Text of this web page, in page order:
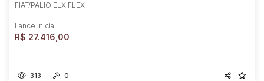
FIAT/PALIO ELX FLEX
Lance Inicial
R$ 27.416,00
313 0